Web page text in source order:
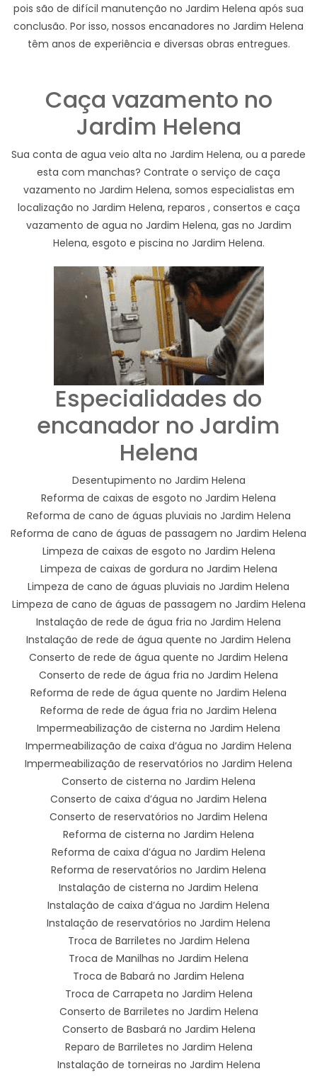
pois são de difícil manutenção no Jardim Helena após sua
conclusão. Por isso, nossos encanadores no Jardim Helena
têm anos de experiência e diversas obras entregues.
Caça vazamento no
Jardim Helena
Sua conta de agua veio alta no Jardim Helena, ou a parede
esta com manchas? Contrate o serviço de caça
vazamento no Jardim Helena, somos especialistas em
localização no Jardim Helena, reparos , consertos e caça
vazamento de agua no Jardim Helena, gas no Jardim
Helena, esgoto e piscina no Jardim Helena.
Especialidades do
encanador no Jardim
Helena
Desentupimento no Jardim Helena
Reforma de caixas de esgoto no Jardim Helena
Reforma de cano de águas pluviais no Jardim Helena
Reforma de cano de águas de passagem no Jardim Helena
Limpeza de caixas de esgoto no Jardim Helena
Limpeza de caixas de gordura no Jardim Helena
Limpeza de cano de águas pluviais no Jardim Helena
Limpeza de cano de águas de passagem no Jardim Helena
Instalação de rede de água fria no Jardim Helena
Instalação de rede de água quente no Jardim Helena
Conserto de rede de água quente no Jardim Helena
Conserto de rede de água fria no Jardim Helena
Reforma de rede de água quente no Jardim Helena
Reforma de rede de água fria no Jardim Helena
Impermeabilização de cisterna no Jardim Helena
Impermeabilização de caixa d’água no Jardim Helena
Impermeabilização de reservatórios no Jardim Helena
Conserto de cisterna no Jardim Helena
Conserto de caixa d’água no Jardim Helena
Conserto de reservatórios no Jardim Helena
Reforma de cisterna no Jardim Helena
Reforma de caixa d’água no Jardim Helena
Reforma de reservatórios no Jardim Helena
Instalação de cisterna no Jardim Helena
Instalação de caixa d’água no Jardim Helena
Instalação de reservatórios no Jardim Helena
Troca de Barriletes no Jardim Helena
Troca de Manilhas no Jardim Helena
Troca de Babará no Jardim Helena
Troca de Carrapeta no Jardim Helena
Conserto de Barriletes no Jardim Helena
Conserto de Basbará no Jardim Helena
Reparo de Barriletes no Jardim Helena
Instalação de torneiras no Jardim Helena